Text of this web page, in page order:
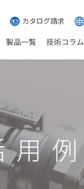
カタログ請求
製品一覧 技術コラム
用例